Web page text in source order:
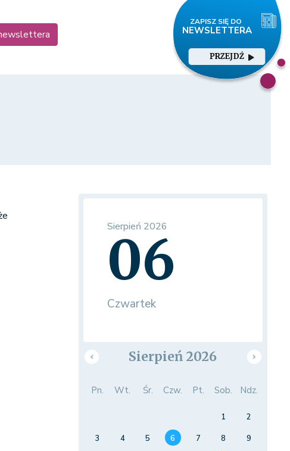
PRZEJDŹ
Sierpień 2026
06
Czwartek
Sierpień 2026
Pn. Wt. Śr. Czw. Pt. Sob. Ndz.
1
2
3
4 5 6 7 8
9